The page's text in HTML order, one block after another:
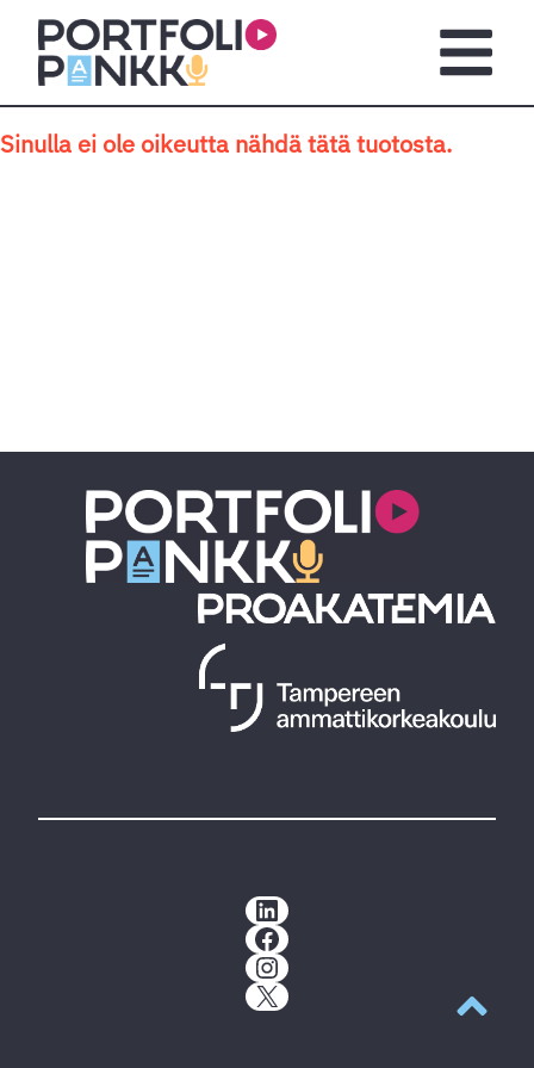
Siirry sisältöön
Sinulla ei ole oikeutta nähdä tätä tuotosta.
LinkedIn
Facebook
Instagram
X
Takaisin